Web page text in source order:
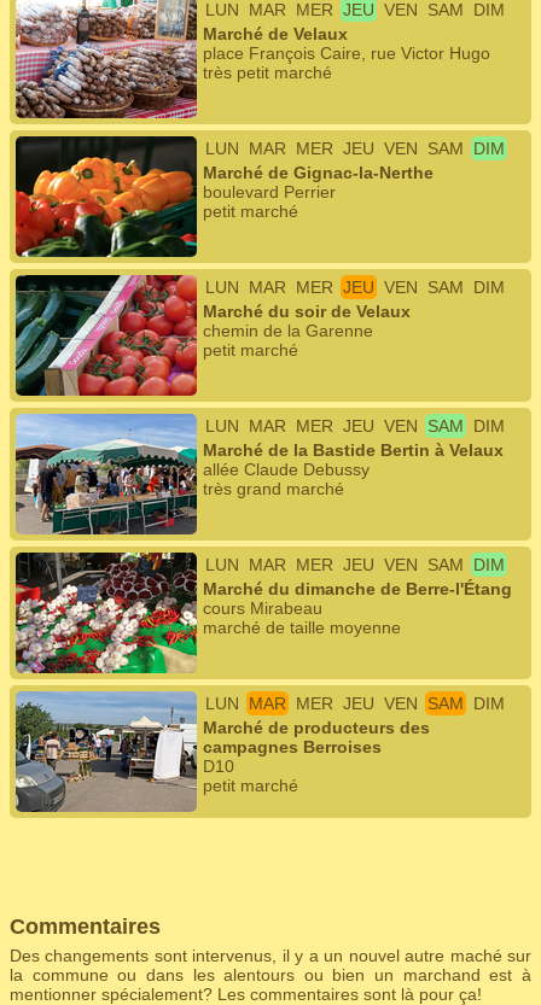
LUN MAR MER JEU VEN SAM
DIM
Marché de Velaux
place François Caire, rue Victor Hugo
très petit marché
LUN MAR MER JEU VEN SAM
DIM
Marché de Gignac-la-Nerthe
boulevard Perrier
petit marché
LUN MAR MER JEU VEN SAM
DIM
Marché du soir de Velaux
chemin de la Garenne
petit marché
LUN MAR MER JEU VEN SAM
DIM
Marché de la Bastide Bertin à Velaux
allée Claude Debussy
très grand marché
LUN MAR MER JEU VEN SAM
DIM
Marché du dimanche de Berre-l'Étang
cours Mirabeau
marché de taille moyenne
LUN MAR MER JEU VEN SAM
DIM
Marché de producteurs des
campagnes Berroises
D10
petit marché
Commentaires
Des changements sont intervenus, il y a un nouvel autre maché sur
la commune ou dans les alentours ou bien un marchand est à
mentionner spécialement? Les commentaires sont là pour ça!